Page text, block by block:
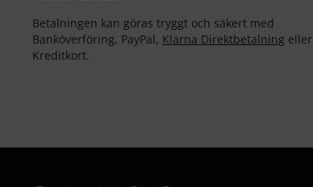
Betalningen kan göras tryggt och säkert med
Banköverföring, PayPal, Klarna Direktbetalning eller
Kreditkort.